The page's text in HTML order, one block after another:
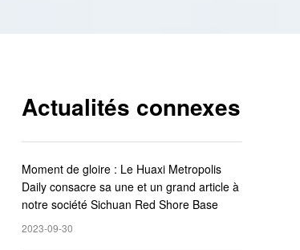
Actualités connexes
Moment de gloire : Le Huaxi Metropolis
Daily consacre sa une et un grand article à
notre société Sichuan Red Shore Base
2023-09-30